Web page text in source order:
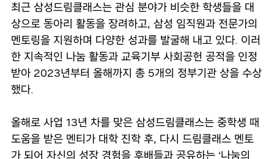
최근 삼성드림클래스는 관심 분야가 비슷한 학생들을 대
상으로 동아리 활동을 장려하고, 삼성 임직원과 전문가의
멘토링을 지원하며 다양한 성과를 발굴해 내고 있다. 이러
한 지속적인 나눔 활동과 교육기부 사회공헌 공적을 인정
받아 2023년부터 올해까지 총 5개의 정부기관 상을 수상
했다.
올해로 사업 13년 차를 맞은 삼성드림클래스는 중학생 때
도움을 받은 멘티가 대학 진학 후, 다시 드림클래스 멘토
가 되어 자신의 성장 경험을 후배들과 공유하는 ‘나눔의